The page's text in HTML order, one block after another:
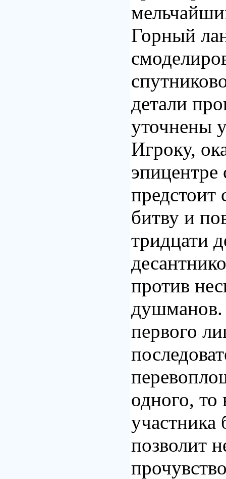
Горный
детали
уточнены
Игроку,
предстоит
битву и
тридцати
против
первого
одного, то
участника
позволит